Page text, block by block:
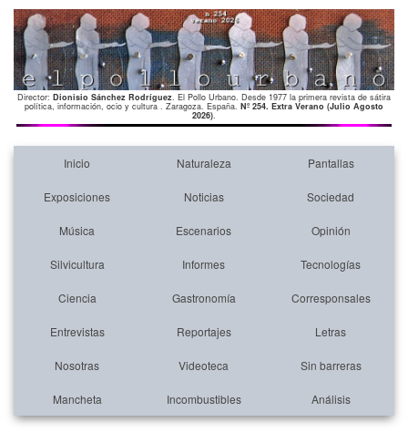
Director: Dionisio Sánchez Rodríguez. El Pollo Urbano. Desde 1977 la primera revista de sátira
política, información, ocio y cultura . Zaragoza. España. Nº 254. Extra Verano (Julio Agosto
2026).
Inicio Naturaleza Pantallas
Exposiciones Noticias Sociedad
Música Escenarios Opinión
Silvicultura Informes Tecnologías
Ciencia Gastronomía Corresponsales
Entrevistas Reportajes Letras
Nosotras Videoteca Sin barreras
Mancheta Incombustibles Análisis